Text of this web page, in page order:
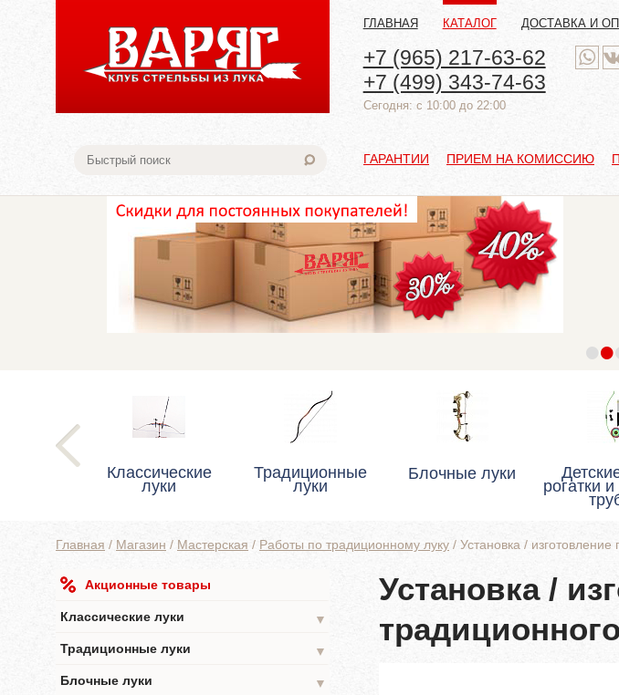
ГЛАВНАЯ КАТАЛОГ ДОСТАВКА И
+7 (965) 217-63-62
+7 (499) 343-74-63
Cегодня: с 10:00 до 22:00
ГАРАНТИИ ПРИЕМ НА КОМИССИЮ
••
Классические
луки
Традиционные
луки
Блочные луки
рогатки
Главная / Магазин / Мастерская / Работы по традиционному луку / Установка /
Акционные товары
Классические луки
▼
Традиционные луки
▼
Блочные луки
▼
Установка /